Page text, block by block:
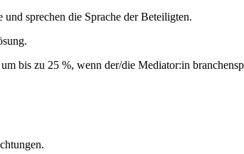
sprechen die Sprache der Beteiligten.
bis zu 25 %, wenn der/die Mediator:in